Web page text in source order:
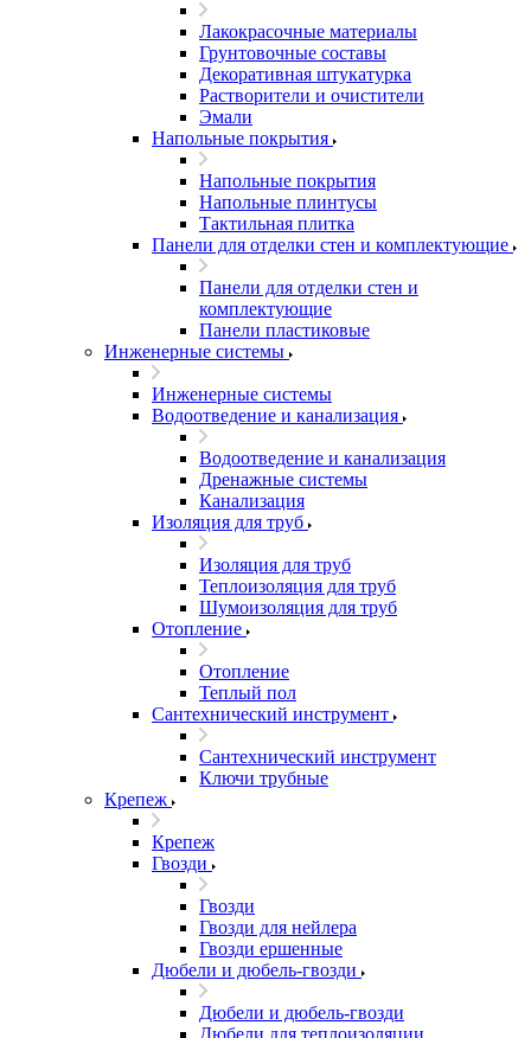
Лакокрасочные материалы
Грунтовочные составы
Декоративная штукатурка
Растворители и очистители
Эмали
Напольные покрытия
Напольные покрытия
Напольные плинтусы
Тактильная плитка
Панели для отделки стен и комплектующие
Панели для отделки стен и
комплектующие
Панели пластиковые
Инженерные системы
Инженерные системы
Водоотведение и канализация
Водоотведение и канализация
Дренажные системы
Канализация
Изоляция для труб
Изоляция для труб
Теплоизоляция для труб
Шумоизоляция для труб
Отопление
Отопление
Теплый пол
Сантехнический инструмент
Сантехнический инструмент
Ключи трубные
Крепеж
Крепеж
Гвозди
Гвозди
Гвозди для нейлера
Гвозди ершенные
Дюбели и дюбель-гвозди
Дюбели и дюбель-гвозди
Дюбели для теплоизоляции